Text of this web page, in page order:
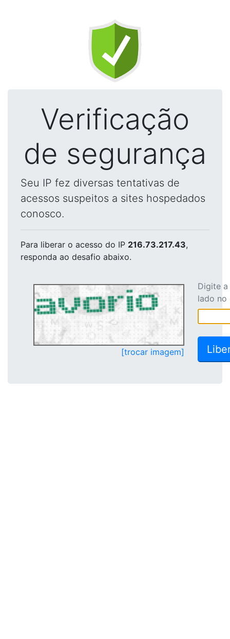
Verificação
de segurança
Seu IP fez diversas tentativas de
acessos suspeitos a sites hospedados
conosco.
Para liberar o acesso do IP 216.73.217.43,
responda ao desafio abaixo.
[trocar imagem]
Digite
lado no